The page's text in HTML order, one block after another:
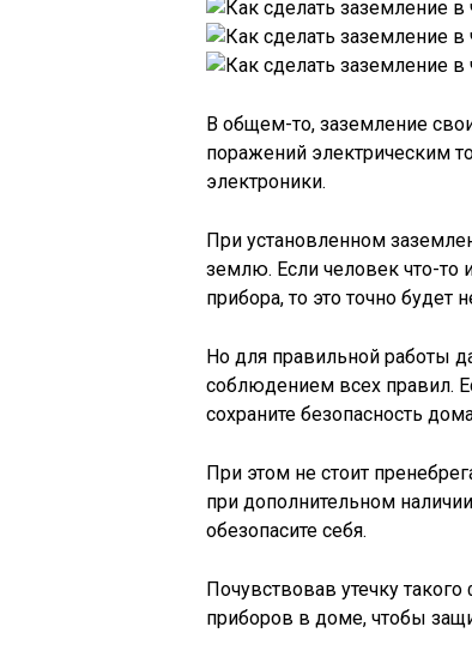
В общем-то, заземление
поражений электрическим
электроники.
При установленном
землю. Если человек что-то
прибора, то это точно будет
Но для правильной работы
соблюдением всех правил.
сохраните безопасность
При этом не стоит
при дополнительном
обезопасите себя.
Почувствовав утечку
приборов в доме, чтобы